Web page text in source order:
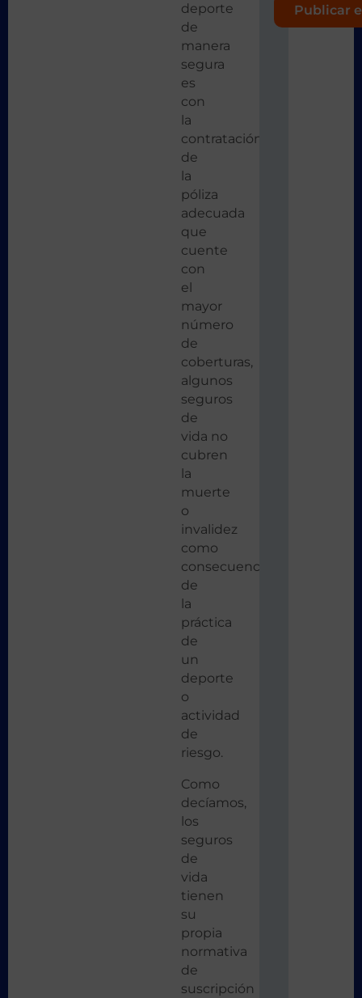
deporte
de
manera
segura
es
con
la
contratación
de
la
póliza
adecuada
que
cuente
con
el
mayor
número
de
coberturas,
algunos
seguros
de
vida no
cubren
la
muerte
o
invalidez
como
consecuencia
de
la
práctica
de
un
deporte
o
actividad
de
riesgo.
Como
decíamos,
los
seguros
de
vida
tienen
su
propia
normativa
de
suscripción